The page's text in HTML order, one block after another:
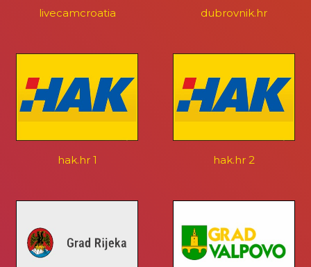
livecamcroatia dubrovnik.hr
hak.hr 1 hak.hr 2